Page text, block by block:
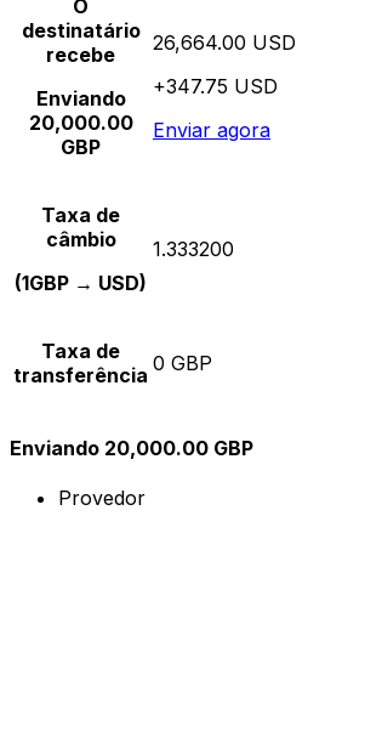
O
destinatário
recebe
Enviando
20,000.00
GBP
26,664.00 USD
+347.75 USD
Enviar agora
Taxa de
câmbio
(1GBP → USD)
1.333200
Taxa de
transferência 0 GBP
Enviando 20,000.00 GBP
Provedor